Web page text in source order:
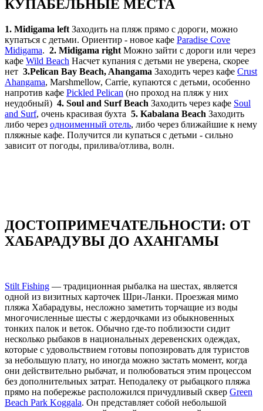
КУПАБЕЛЬНЫЕ МЕСТА
1. Midigama left Заходить на пляж прямо с дороги, можно
купаться с детьми. Ориентир - новое кафе Paradise Cove
Midigama. 2. Midigama right Можно зайти с дороги или через
кафе Wild Beach Насчет купания с детьми не уверена, скорее
нет 3.Pelican Bay Beach, Ahangama Заходить через кафе Crust
Ahangama, Marshmellow, Carrie, купаются с детьми, особенно
напротив кафе Pickled Pelican (но проход на пляж у них
неудобный) 4. Soul and Surf Beach Заходить через кафе Soul
and Surf, очень красивая бухта 5. Kabalana Beach Заходить
либо через одноименный отель, либо через ближайшие к нему
пляжные кафе. Получится ли купаться с детьми - сильно
зависит от погоды, прилива/отлива, волн.
ДОСТОПРИМЕЧАТЕЛЬНОСТИ: ОТ
ХАБАРАДУВЫ ДО АХАНГАМЫ
Stilt Fishing — традиционная рыбалка на шестах, является
одной из визитных карточек Шри-Ланки. Проезжая мимо
пляжа Хабарадувы, несложно заметить торчащие из воды
многочисленные шесты с жердочками из обыкновенных
тонких палок и веток. Обычно где-то поблизости сидит
несколько рыбаков в национальных деревенских одеждах,
которые с удовольствием готовы попозировать для туристов
за небольшую плату, но иногда можно застать момент, когда
они действительно рыбачат, и полюбоваться этим процессом
без дополнительных затрат. Неподалеку от рыбацкого пляжа
прямо на побережье расположился причудливый сквер Green
Beach Park Koggala. Он представляет собой небольшой